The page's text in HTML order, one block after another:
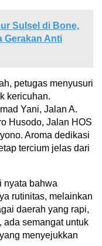
Sulsel di Bone,
Gerakan Anti
petugas menyusuri
kericuhan.
Yani, Jalan A.
Husodo, Jalan HOS
Aroma dedikasi
tercium jelas dari
nyata bahwa
rutinitas, melainkan
daerah yang rapi,
ada semangat untuk
menyejukkan